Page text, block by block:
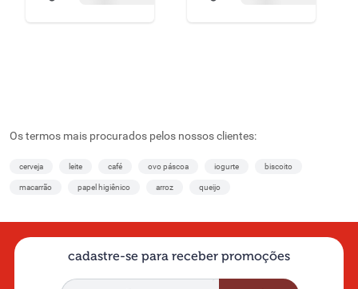
Os termos mais procurados pelos nossos clientes:
cerveja leite café ovo páscoa iogurte biscoito
macarrão papel higiênico arroz queijo
cadastre-se para receber promoções